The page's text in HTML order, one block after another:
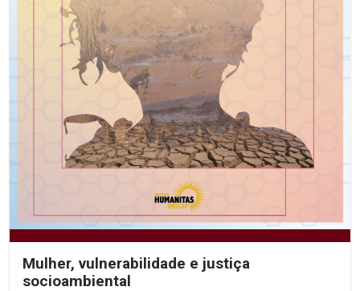
Mulher, vulnerabilidade e justiça
socioambiental